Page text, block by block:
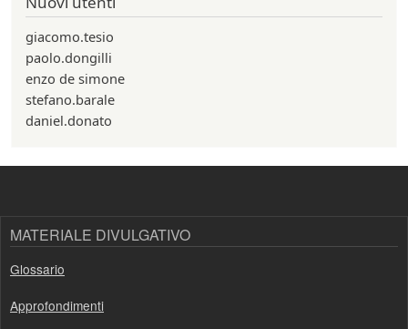
giacomo.tesio
paolo.dongilli
enzo de simone
stefano.barale
daniel.donato
MATERIALE DIVULGATIVO
Glossario
Approfondimenti